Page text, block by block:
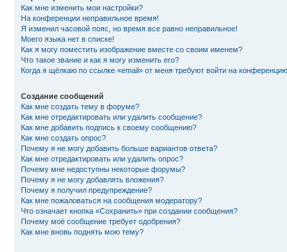
Как мне изменить мои настройки?
На конференции неправильное время!
Я изменил часовой пояс, но время все равно неправильное!
Моего языка нет в списке!
Как я могу поместить изображение вместе со своим именем?
Что такое звание и как я могу изменить его?
Когда я щёлкаю по ссылке «email» от меня требуют войти на
Создание сообщений
Как мне создать тему в форуме?
Как мне отредактировать или удалить сообщение?
Как мне добавить подпись к своему сообщению?
Как мне создать опрос?
Почему я не могу добавить больше вариантов ответа?
Как мне отредактировать или удалить опрос?
Почему мне недоступны некоторые форумы?
Почему я не могу добавлять вложения?
Почему я получил предупреждение?
Как мне пожаловаться на сообщения модератору?
Что означает кнопка «Сохранить» при создании сообщения?
Почему моё сообщение требует одобрения?
Как мне вновь поднять мою тему?